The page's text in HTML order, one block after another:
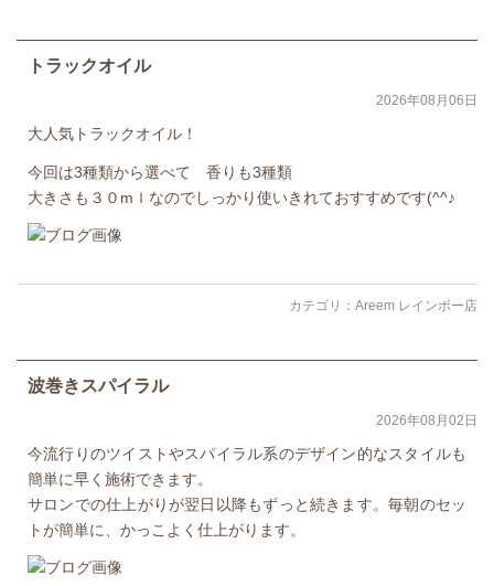
トラックオイル
2026年08月06日
大人気トラックオイル！
今回は3種類から選べて 香りも3種類
大きさも３０mｌなのでしっかり使いきれておすすめです(^^♪
カテゴリ： Areem レインボー店
波巻きスパイラル
2026年08月02日
今流行りのツイストやスパイラル系のデザイン的なスタイルも
簡単に早く施術できます。
サロンでの仕上がりが翌日以降もずっと続きます。毎朝のセッ
トが簡単に、かっこよく仕上がります。